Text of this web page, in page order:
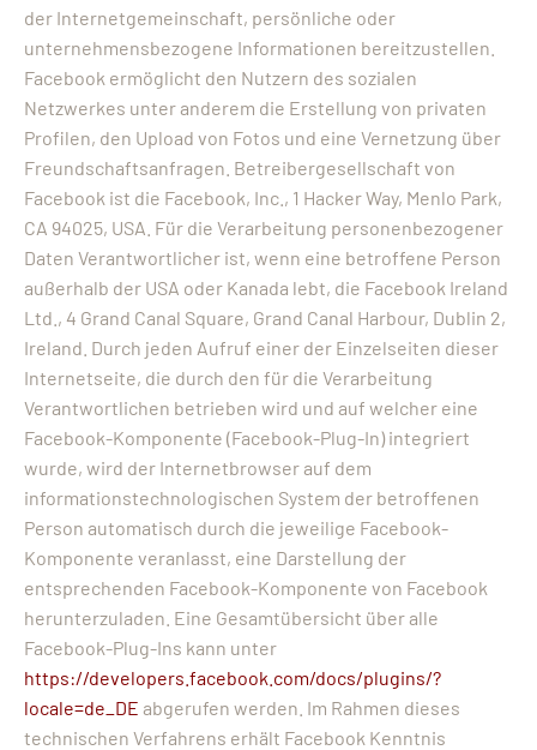
der Internetgemeinschaft, persönliche oder
unternehmensbezogene Informationen bereitzustellen.
Facebook ermöglicht den Nutzern des sozialen
Netzwerkes unter anderem die Erstellung von privaten
Profilen, den Upload von Fotos und eine Vernetzung über
Freundschaftsanfragen. Betreibergesellschaft von
Facebook ist die Facebook, Inc., 1 Hacker Way, Menlo Park,
CA 94025, USA. Für die Verarbeitung personenbezogener
Daten Verantwortlicher ist, wenn eine betroffene Person
außerhalb der USA oder Kanada lebt, die Facebook Ireland
Ltd., 4 Grand Canal Square, Grand Canal Harbour, Dublin 2,
Ireland. Durch jeden Aufruf einer der Einzelseiten dieser
Internetseite, die durch den für die Verarbeitung
Verantwortlichen betrieben wird und auf welcher eine
Facebook-Komponente (Facebook-Plug-In) integriert
wurde, wird der Internetbrowser auf dem
informationstechnologischen System der betroffenen
Person automatisch durch die jeweilige Facebook-
Komponente veranlasst, eine Darstellung der
entsprechenden Facebook-Komponente von Facebook
herunterzuladen. Eine Gesamtübersicht über alle
Facebook-Plug-Ins kann unter
https://developers.facebook.com/docs/plugins/?
locale=de_DE abgerufen werden. Im Rahmen dieses
technischen Verfahrens erhält Facebook Kenntnis